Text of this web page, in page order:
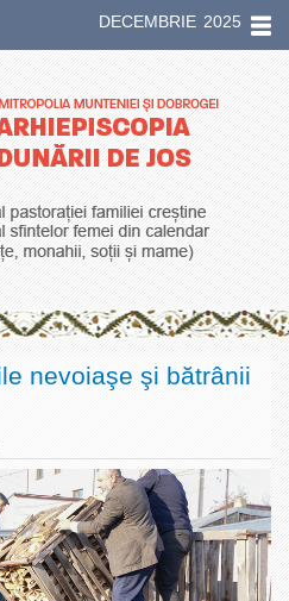
DECEMBRIE 2025
nevoiaşe şi bătrânii